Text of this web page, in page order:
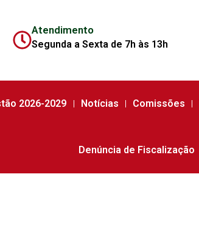
Atendimento
Segunda a Sexta de 7h às 13h
2026-2029 Notícias Comissões
Denúncia de Fiscalização